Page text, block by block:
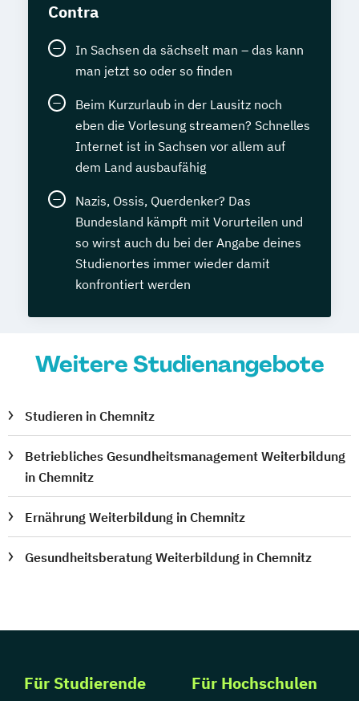
Contra
In Sachsen da sächselt man – das kann
man jetzt so oder so finden
Beim Kurzurlaub in der Lausitz noch
eben die Vorlesung streamen? Schnelles
Internet ist in Sachsen vor allem auf
dem Land ausbaufähig
Nazis, Ossis, Querdenker? Das
Bundesland kämpft mit Vorurteilen und
so wirst auch du bei der Angabe deines
Studienortes immer wieder damit
konfrontiert werden
Weitere Studienangebote
Studieren in Chemnitz
Betriebliches Gesundheitsmanagement Weiterbildung
in Chemnitz
Ernährung Weiterbildung in Chemnitz
Gesundheitsberatung Weiterbildung in Chemnitz
Für Studierende Für Hochschulen